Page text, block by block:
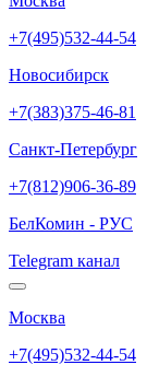
+7(495)532-44-54
Новосибирск
+7(383)375-46-81
Санкт-Петербург
+7(812)906-36-89
БелКомин - РУС
Telegram канал
Москва
+7(495)532-44-54